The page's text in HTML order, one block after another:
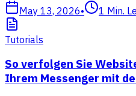
May 13, 2026• 1 Min.
Tutorials
So verfolgen Sie
Ihrem Messenger mit